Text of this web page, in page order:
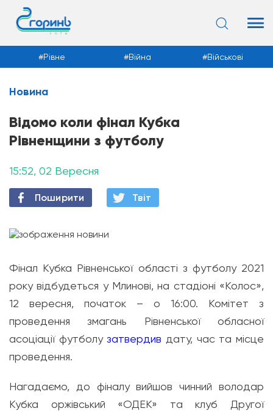
Новини
Рівне Війна Військові
Новина
Відомо коли фінал Кубка
Рівненщини з футболу
15:52, 02 Вересня
Поширити Твiт
Фінал Кубка Рівненської області з футболу 2021
року відбудеться у Млинові, на стадіоні «Колос»,
12 вересня, початок – о 16:00. Комітет з
проведення змагань Рівненської обласної
асоціації футболузатвердив дату, час та місце
проведення.
Нагадаємо, до фіналу вийшов чинний володар
Кубка оржівський «ОДЕК» та клуб Другої